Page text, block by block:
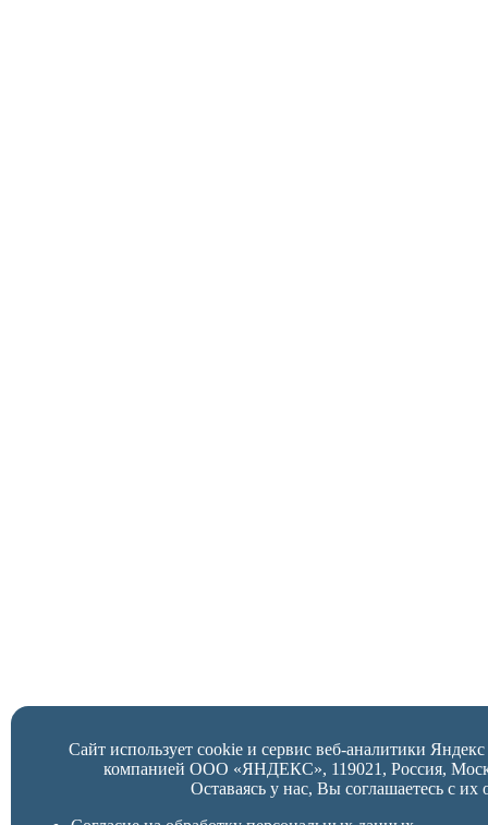
Сайт использует cookie и сервис веб-аналитики
компанией ООО «ЯНДЕКС», 119021, Россия,
Оставаясь у нас, Вы соглашаетесь с их